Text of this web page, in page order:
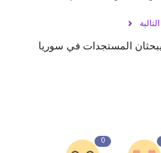
المستجدات في سوريا
0